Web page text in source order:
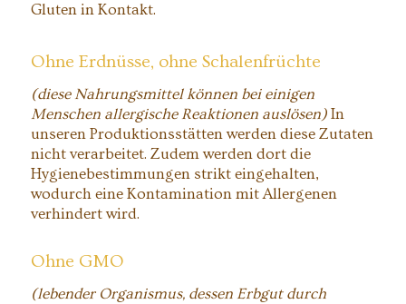
Gluten in Kontakt.
Ohne Erdnüsse, ohne Schalenfrüchte
(diese Nahrungsmittel können bei einigen
Menschen allergische Reaktionen auslösen)In
unseren Produktionsstätten werden diese Zutaten
nicht verarbeitet. Zudem werden dort die
Hygienebestimmungen strikt eingehalten,
wodurch eine Kontamination mit Allergenen
verhindert wird.
Ohne GMO
(lebender Organismus, dessen Erbgut durch